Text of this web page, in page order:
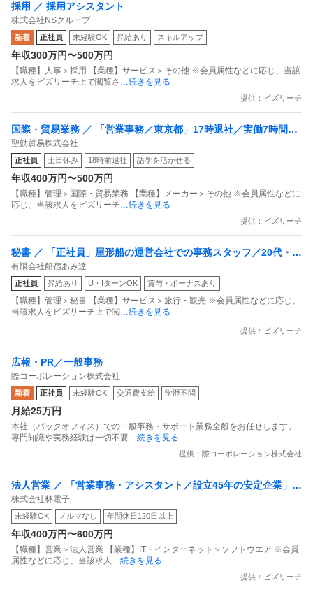
採用 ／ 採用アシスタント
株式会社NSグループ
新着 正社員 未経験OK 昇給あり スキルアップ
年収300万円〜500万円
【職種】人事＞採用 【業種】サービス＞その他 ※会員属性などに応じ、当該
求人をビズリーチ上で閲覧さ …続きを見る
提供：ビズリーチ
国際・貿易業務 ／ 「営業事務／東京都」17時退社／実働7時間／
残業ほぼなし／聖効グループの安定基盤
聖効貿易株式会社
正社員 土日休み 18時前退社 語学を活かせる
年収400万円〜500万円
【職種】管理＞国際・貿易業務 【業種】メーカー＞その他 ※会員属性などに
応じ、当該求人をビズリーチ…続きを見る
提供：ビズリーチ
秘書 ／ 「正社員」屋形船の運営会社での事務スタッフ／20代・3
0代活躍中の職場！昇給・賞与ありの好待遇！
有限会社船宿あみ達
正社員 昇給あり U・IターンOK 賞与・ボーナスあり
【職種】管理＞秘書 【業種】サービス＞旅行・観光 ※会員属性などに応じ、
当該求人をビズリーチ上で閲…続きを見る
提供：ビズリーチ
広報・PR／一般事務
際コーポレーション株式会社
新着 正社員 未経験OK 交通費支給 学歴不問
月給25万円
本社（バックオフィス）での一般事務・サポート業務全般をお任せします。
専門知識や実務経験は一切不要…続きを見る
提供：際コーポレーション株式会社
法人営業 ／ 「営業事務・アシスタント／設立45年の安定企業」／
事務メイン・新規開拓なし／書類作成とアサイン業務／土日祝休
み／服装自由／残業月10時間
株式会社林電子
未経験OK ノルマなし 年間休日120日以上
年収400万円〜600万円
【職種】営業＞法人営業 【業種】IT・インターネット＞ソフトウエア ※会員
属性などに応じ、当該求人 …続きを見る
提供：ビズリーチ